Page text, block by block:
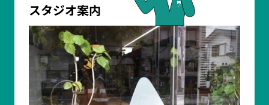
スタジオ案内